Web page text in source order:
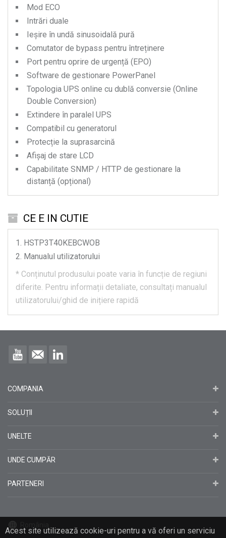
Mod ECO
Intrări duale
Ieșire în undă sinusoidală pură
Comutator de bypass pentru întreținere
Port pentru oprire de urgență (EPO)
Software de gestionare PowerPanel
Topologia UPS online cu dublă conversie (Online
Double Conversion)
Extindere în paralel UPS
Compatibil cu generatorul
Protecție la suprasarcină
Afișaj de stare LCD
Capabilitate SNMP / HTTP de gestionare la
distanță (opțional)
CE E IN CUTIE
HSTP3T40KEBCWOB
Manualul utilizatorului
* Conținutul produsului poate varia în funcție de regiuni
diferite. Pentru informații detaliate, consultați manualul
utilizatorului/ghid de inițiere rapidă
Acest site utilizează cookie-uri pentru a vă oferi un serviciu
COMPANIA
SOLUȚII
UNELTE
UNDE CUMPĂR
PARTENERI